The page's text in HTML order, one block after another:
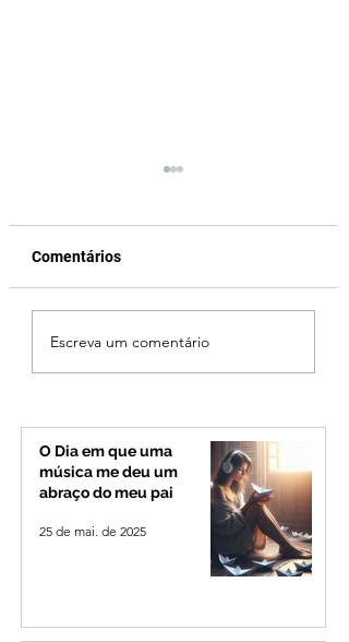
Cleitinho volta atrás,
cita mensagem divina,
mas partido nega
de Minas
Comentários
Escreva um comentário
O Dia em que uma
música me deu um
abraço do meu pai
25 de mai. de 2025